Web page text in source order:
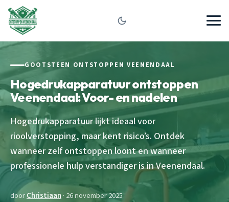
GOOTSTEEN ONTSTOPPEN VEENENDAAL
Hogedrukapparatuur ontstoppen
Veenendaal: Voor- en nadelen
Hogedrukapparatuur lijkt ideaal voor
rioolverstopping, maar kent risico’s. Ontdek
wanneer zelf ontstoppen loont en wanneer
professionele hulp verstandiger is in Veenendaal.
doorChristiaan · 26 november 2025